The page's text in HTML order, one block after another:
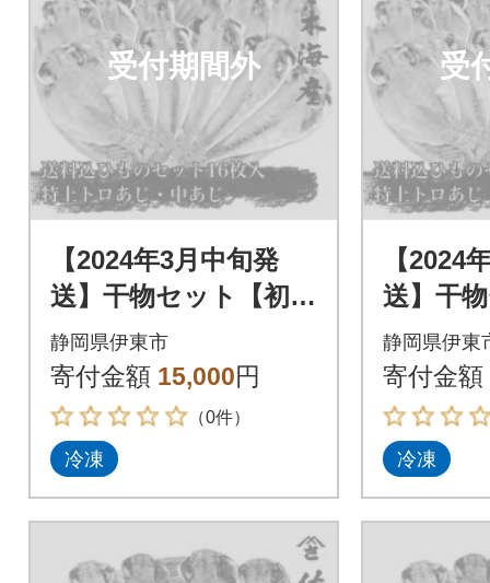
受付期間外
【2024年3月中旬発
送】干物セット【初島
C】特トロあじ・中あ
じ各8枚 伊豆・伊東
の干物詰め合わせ
静岡県伊東市
寄付金額 15,000円
（0件）
冷凍
受
【2024
送】干
C】特ト
じ各8
の干物
静岡県伊東
寄付金額
冷凍